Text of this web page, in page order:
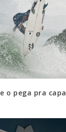
o pega pra